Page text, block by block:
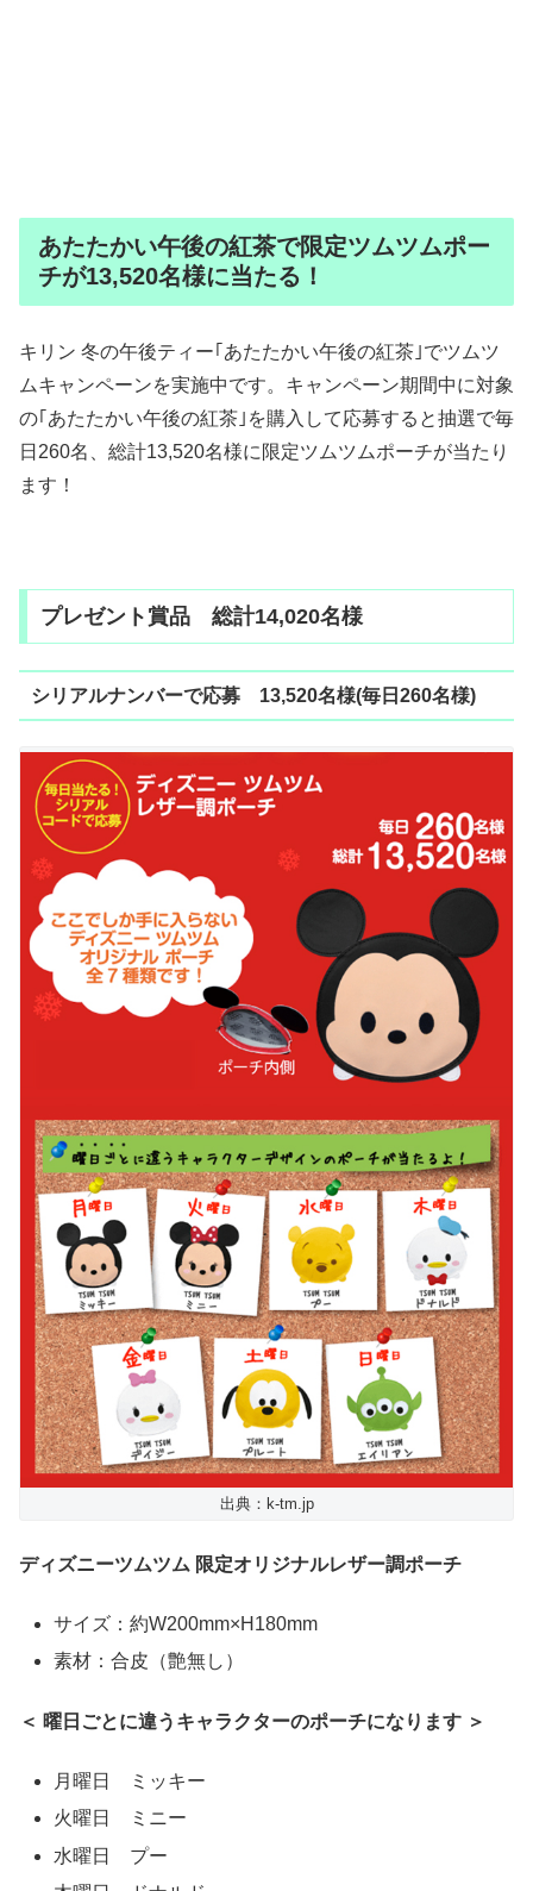
あたたかい午後の紅茶で限定ツムツムポー
チが13,520名様に当たる！
キリン 冬の午後ティー｢あたたかい午後の紅茶｣でツムツ
ムキャンペーンを実施中です。キャンペーン期間中に対象
の｢あたたかい午後の紅茶｣を購入して応募すると抽選で毎
日260名、総計13,520名様に限定ツムツムポーチが当たり
ます！
プレゼント賞品 総計14,020名様
シリアルナンバーで応募 13,520名様(毎日260名様)
出典：k-tm.jp
ディズニーツムツム 限定オリジナルレザー調ポーチ
サイズ：約W200mm×H180mm
素材：合皮（艶無し）
＜ 曜日ごとに違うキャラクターのポーチになります ＞
月曜日 ミッキー
火曜日 ミニー
水曜日 プー